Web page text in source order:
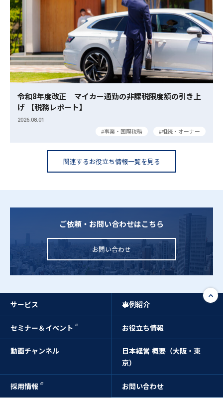
令和8年度改正 マイカー通勤の非課税限度額の引き上
げ 【税務レポート】
2026.08.01
事業・国際税務 相続・オーナー
関連するお役立ち情報一覧を見る
ご依頼・お問い合わせはこちら
お問い合わせ
サービス 事例紹介
セミナー＆イベント お役立ち情報
動画チャンネル
日本経営 概要（大阪・東
京）
採用情報 お問い合わせ